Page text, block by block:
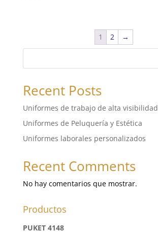
1 2 →
Recent Posts
Uniformes de trabajo de alta visibilidad
Uniformes de Peluquería y Estética
Uniformes laborales personalizados
Recent Comments
No hay comentarios que mostrar.
Productos
PUKET 4148